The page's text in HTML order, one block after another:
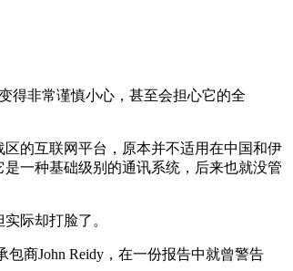
得非常谨慎小心，甚至会担心它的全
的互联网平台，原本并不适用在中国和伊
一种基础级别的通讯系统，后来也就没管
际却打脸了。
商John Reidy，在一份报告中就曾警告